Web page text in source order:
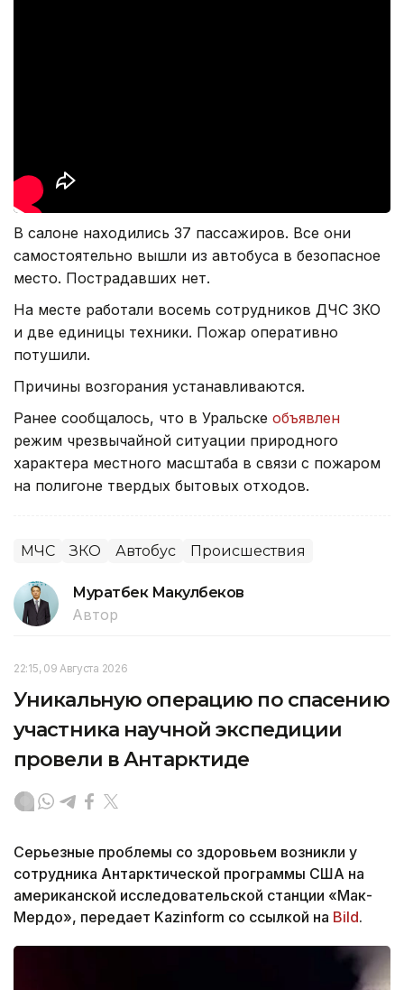
В салоне находились 37 пассажиров. Все они
самостоятельно вышли из автобуса в безопасное
место. Пострадавших нет.
На месте работали восемь сотрудников ДЧС ЗКО
и две единицы техники. Пожар оперативно
потушили.
Причины возгорания устанавливаются.
Ранее сообщалось, что в Уральске объявлен
режим чрезвычайной ситуации природного
характера местного масштаба в связи с пожаром
на полигоне твердых бытовых отходов.
МЧС ЗКО Автобус Происшествия
Муратбек Макулбеков
Автор
22:15, 09 Августа 2026
Уникальную операцию по спасению
участника научной экспедиции
провели в Антарктиде
Серьезные проблемы со здоровьем возникли у
сотрудника Антарктической программы США на
американской исследовательской станции «Мак-
Мердо», передает Kazinform со ссылкой на Bild.